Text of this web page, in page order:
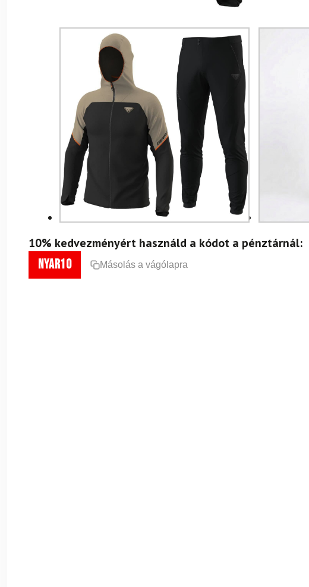
10% kedvezményért használd a kódot a pénztárnál:
nyar10 Másolás a vágólapra